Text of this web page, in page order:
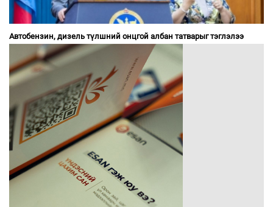
Автобензин, дизель түлшний онцгой албан татварыг тэглэлээ